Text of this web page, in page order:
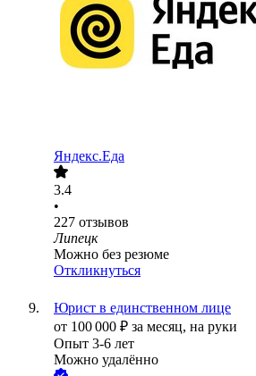
Яндекс.Еда
3.4
•
227 отзывов
Липецк
Можно без резюме
Откликнуться
Юрист в единственном лице
от 100 000 ₽ за месяц, на руки
Опыт 3-6 лет
Можно удалённо